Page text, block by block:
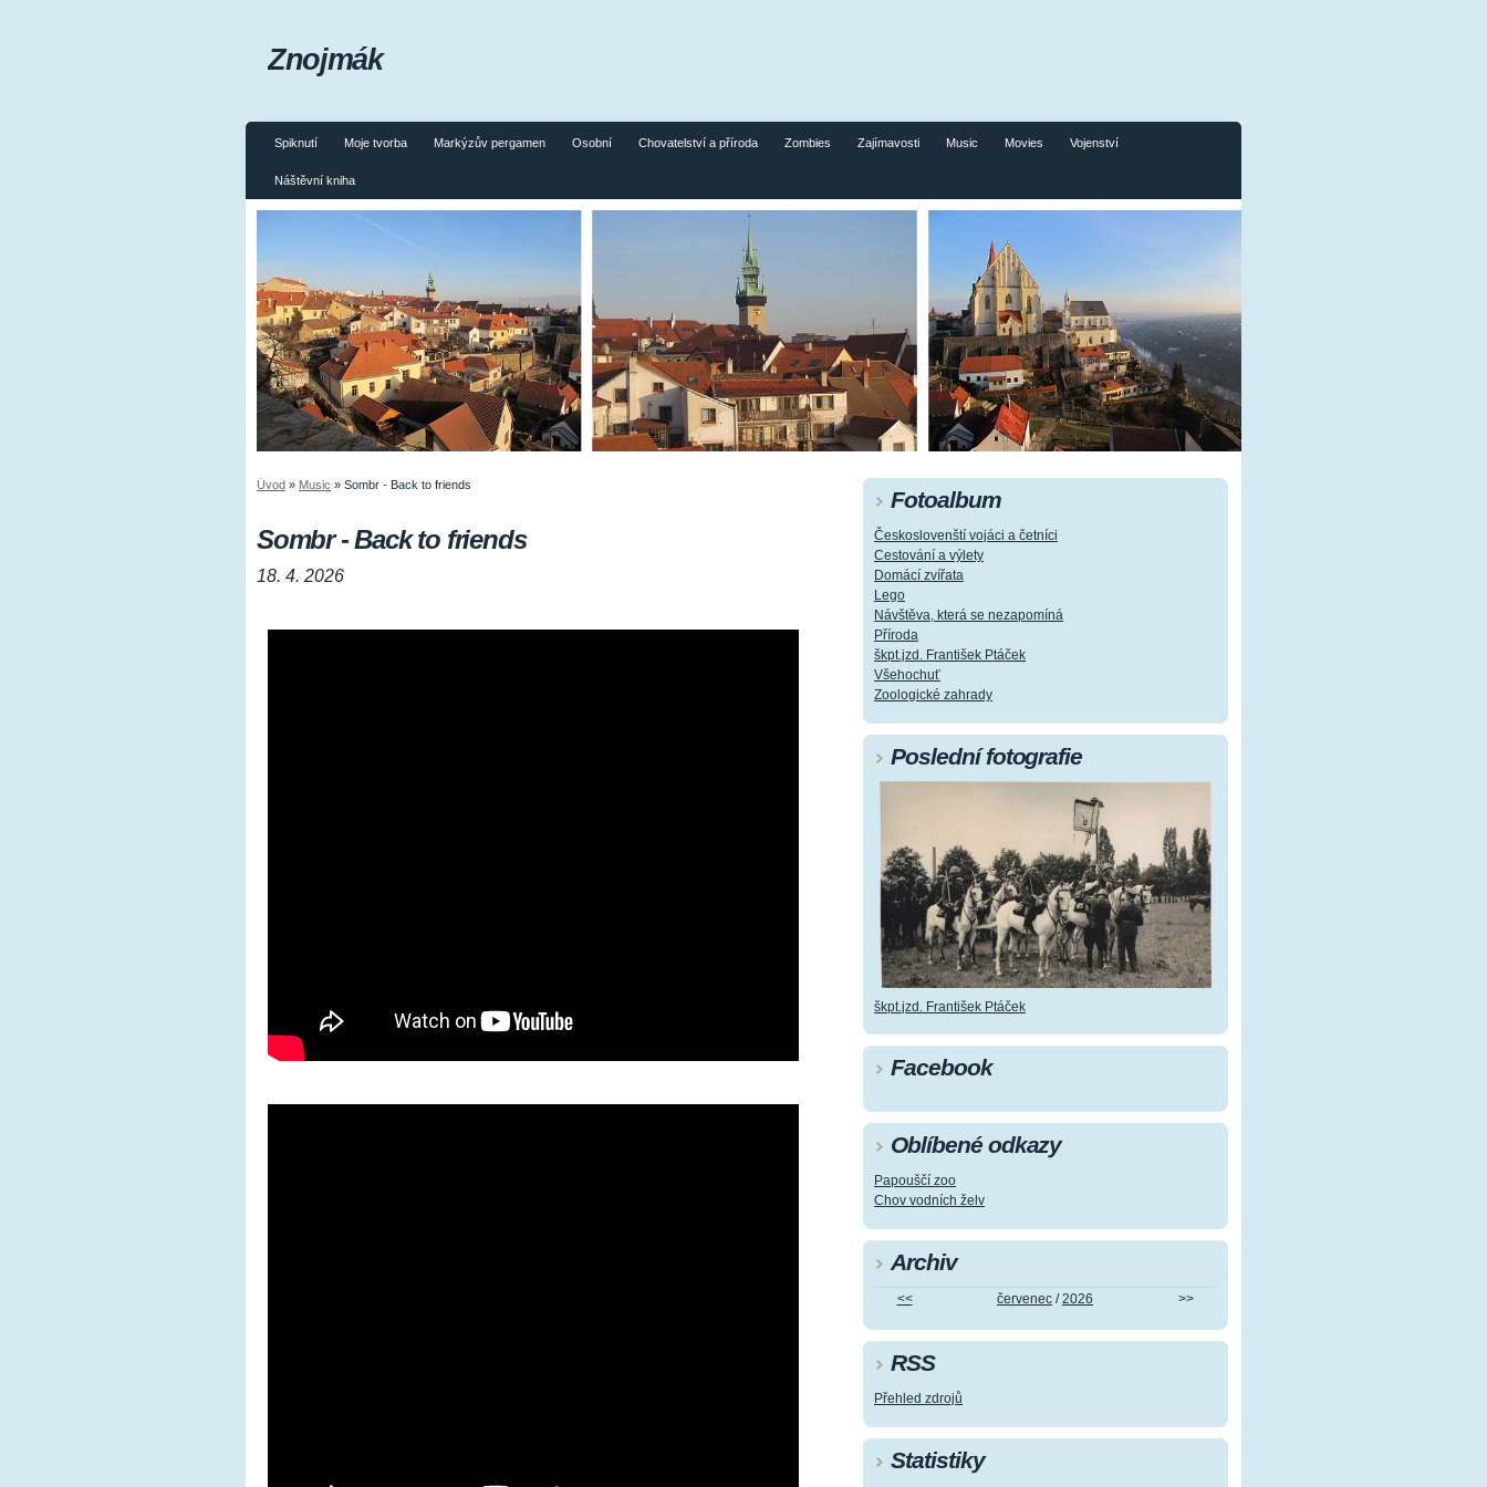
Spiknutí Moje tvorba Markýzův pergamen Osobní Chovatelství a příroda Zombies Zajímavosti Music Movies Vojenství
Náštěvní kniha
Znojmák
Úvod » Music » Sombr - Back to friends
Sombr - Back to friends
18. 4. 2026
Fotoalbum
Českoslovenští vojáci a četníci
Cestování a výlety
Domácí zvířata
Lego
Návštěva, která se nezapomíná
Příroda
škpt.jzd. František Ptáček
Všehochuť
Zoologické zahrady
Poslední fotografie
škpt.jzd. František Ptáček
Facebook
Oblíbené odkazy
Papouščí zoo
Chov vodních želv
Archiv
<< červenec /2026 >>
RSS
Přehled zdrojů
Statistiky